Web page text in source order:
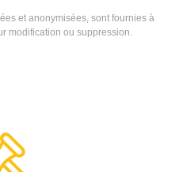
et anonymisées, sont fournies à
modification ou suppression.